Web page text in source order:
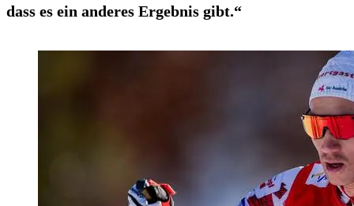
dass es ein anderes Ergebnis gibt.“